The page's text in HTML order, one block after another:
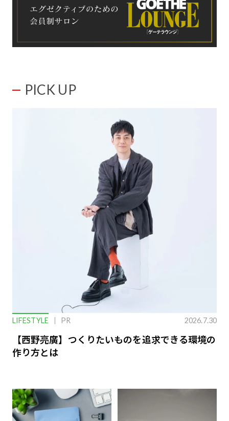
PICK UP
LIFESTYLE PR 2026.7.30
【西野亮廣】つくりたいものを追求できる環境の
作り方とは